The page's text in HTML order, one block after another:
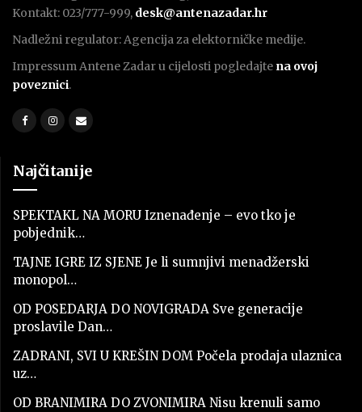
Kontakt: 023/777-999, desk@antenazadar.hr
Nadležni regulator: Agencija za elektorničke medije.
Impressum Antene Zadar u cijelosti pogledajte na ovoj
poveznici.
Najčitanije
SPEKTAKL NA MORU Iznenađenje – evo tko je
pobjednik…
TAJNE IGRE IZ SJENE Je li sumnjivi menadžerski
monopol…
OD POSEDARJA DO NOVIGRADA Sve generacije
proslavile Dan…
ZADRANI, SVI U KREŠIN DOM Počela prodaja ulaznica
uz…
OD BRANIMIRA DO ZVONIMIRA Nisu krenuli samo